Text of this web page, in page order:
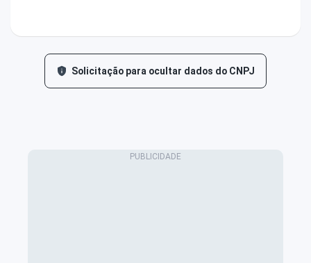
Solicitação para ocultar dados do CNPJ